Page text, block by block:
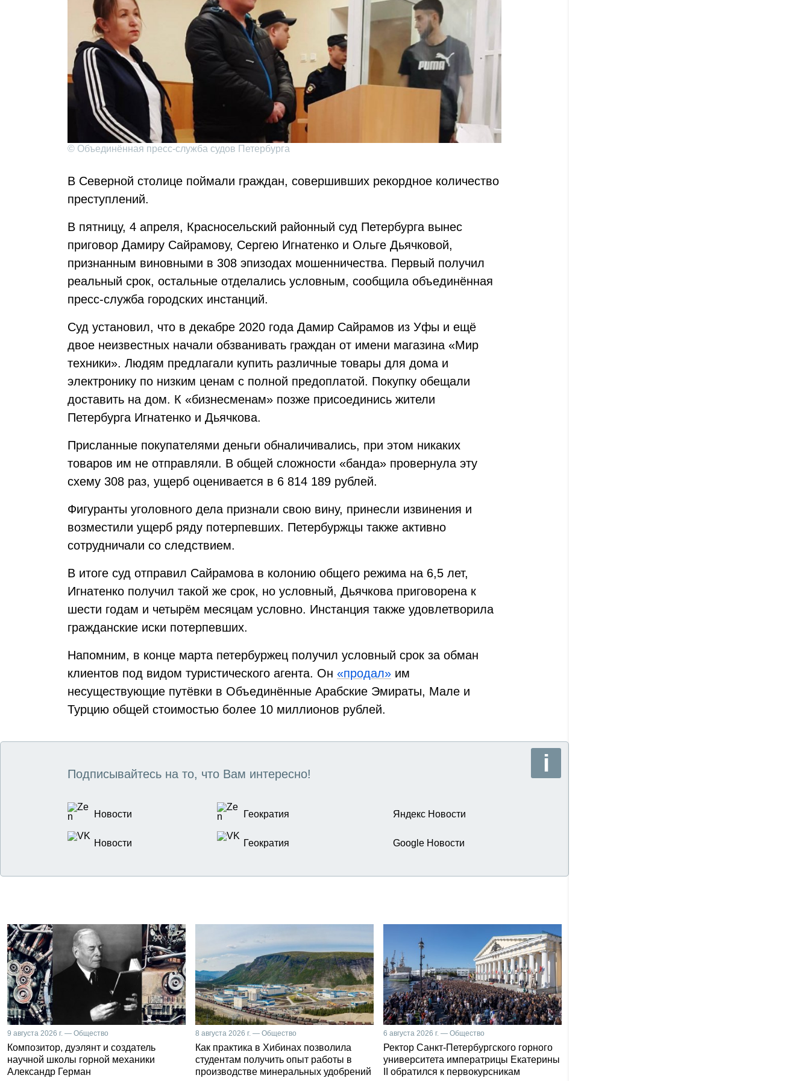
© Объединённая пресс-служба судов Петербурга
В Северной столице поймали граждан, совершивших рекордное количество
преступлений.
В пятницу, 4 апреля, Красносельский районный суд Петербурга вынес
приговор Дамиру Сайрамову, Сергею Игнатенко и Ольге Дьячковой,
признанным виновными в 308 эпизодах мошенничества. Первый получил
реальный срок, остальные отделались условным, сообщила объединённая
пресс-служба городских инстанций.
Суд установил, что в декабре 2020 года Дамир Сайрамов из Уфы и ещё
двое неизвестных начали обзванивать граждан от имени магазина «Мир
техники». Людям предлагали купить различные товары для дома и
электронику по низким ценам с полной предоплатой. Покупку обещали
доставить на дом. К «бизнесменам» позже присоединись жители
Петербурга Игнатенко и Дьячкова.
Присланные покупателями деньги обналичивались, при этом никаких
товаров им не отправляли. В общей сложности «банда» провернула эту
схему 308 раз, ущерб оценивается в 6 814 189 рублей.
Фигуранты уголовного дела признали свою вину, принесли извинения и
возместили ущерб ряду потерпевших. Петербуржцы также активно
сотрудничали со следствием.
В итоге суд отправил Сайрамова в колонию общего режима на 6,5 лет,
Игнатенко получил такой же срок, но условный, Дьячкова приговорена к
шести годам и четырём месяцам условно. Инстанция также удовлетворила
гражданские иски потерпевших.
Напомним, в конце марта петербуржец получил условный срок за обман
клиентов под видом туристического агента. Он «продал» им
несуществующие путёвки в Объединённые Арабские Эмираты, Мале и
Турцию общей стоимостью более 10 миллионов рублей.
Подписывайтесь на то, что Вам интересно!
Новости Геократия Яндекс Новости
Новости Геократия Google Новости
9 августа 2026 г. — Общество
Композитор, дуэлянт и создатель
научной школы горной механики
Александр Герман
8 августа 2026 г. — Общество
Как практика в Хибинах позволила
студентам получить опыт работы в
производстве минеральных удобрений
6 августа 2026 г. — Общество
Ректор Санкт-Петербургского горного
университета императрицы Екатерины
II обратился к первокурсникам